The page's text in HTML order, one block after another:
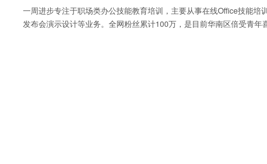
一周进步专注于职场类办公技能教育培训，主要从事在线Office技能培
发布会演示设计等业务。全网粉丝累计100万，是目前华南区倍受青年